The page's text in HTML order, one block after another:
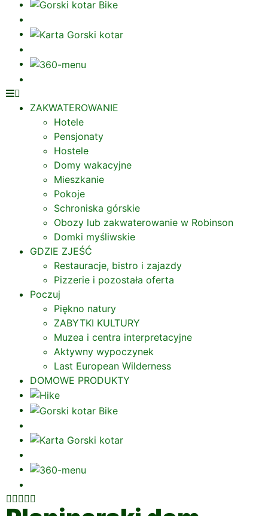
ZAKWATEROWANIE
Hotele
Pensjonaty
Hostele
Domy wakacyjne
Mieszkanie
Pokoje
Schroniska górskie
Obozy lub zakwaterowanie w Robinson
Domki myśliwskie
GDZIE ZJEŚĆ
Restauracje, bistro i zajazdy
Pizzerie i pozostała oferta
Poczuj
Piękno natury
ZABYTKI KULTURY
Muzea i centra interpretacyjne
Aktywny wypoczynek
Last European Wilderness
DOMOWE PRODUKTY
